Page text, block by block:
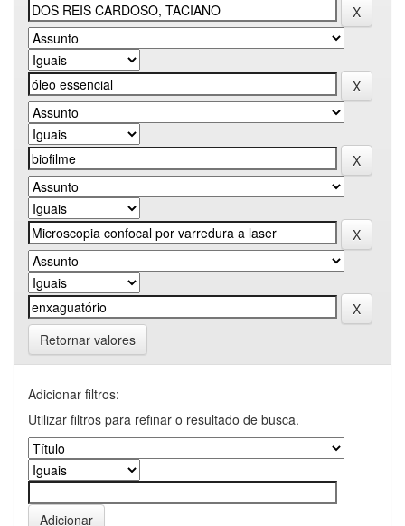
Retornar valores
Adicionar filtros:
Utilizar filtros para refinar o resultado de busca.